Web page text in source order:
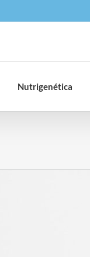
Nutrigenética